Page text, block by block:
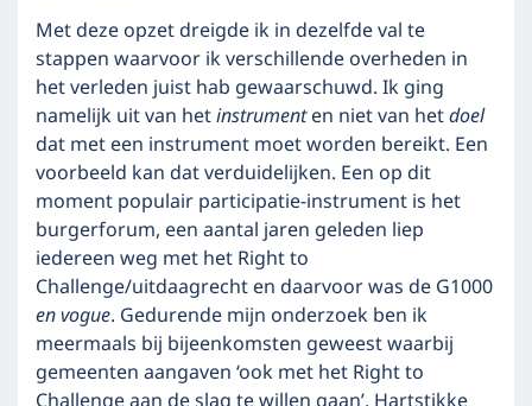
Met deze opzet dreigde ik in dezelfde val te
stappen waarvoor ik verschillende overheden in
het verleden juist hab gewaarschuwd. Ik ging
namelijk uit van hetinstrumenten niet van hetdoel
dat met een instrument moet worden bereikt. Een
voorbeeld kan dat verduidelijken. Een op dit
moment populair participatie-instrument is het
burgerforum, een aantal jaren geleden liep
iedereen weg met het Right to
Challenge/uitdaagrecht en daarvoor was de G1000
en vogue. Gedurende mijn onderzoek ben ik
meermaals bij bijeenkomsten geweest waarbij
gemeenten aangaven ‘ook met het Right to